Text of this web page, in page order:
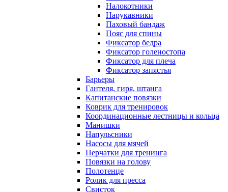
Налокотники
Нарукавники
Паховый бандаж
Пояс для спины
Фиксатор бедра
Фиксатор голеностопа
Фиксатор для плеча
Фиксатор запястья
Барьеры
Гантеля, гиря, штанга
Капитанские повязки
Коврик для тренировок
Координационные лестницы и кольца
Манишки
Напульсники
Насосы для мячей
Перчатки для тренинга
Повязки на голову
Полотенце
Ролик для пресса
Свисток